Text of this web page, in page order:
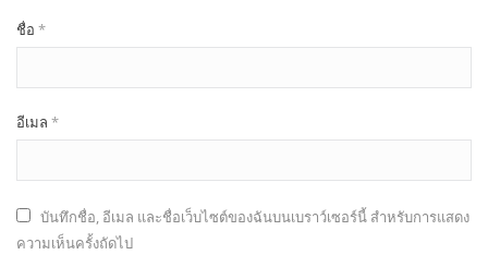
ชื่อ *
อีเมล *
บันทึกชื่อ, อีเมล และชื่อเว็บไซต์ของฉันบนเบราว์เซอร์นี้ สำหรับการแสดง
ความเห็นครั้งถัดไป